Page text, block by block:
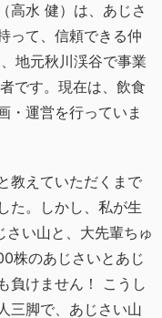
高水 健）は、あじさ
って、信頼できる仲
地元秋川渓谷で事業
です。現在は、飲食
・運営を行っていま
教えていただくまで
た。しかし、私が生
さい山と、大先輩ちゅ
株のあじさいとあじ
負けません！ こうし
三脚で、あじさい山